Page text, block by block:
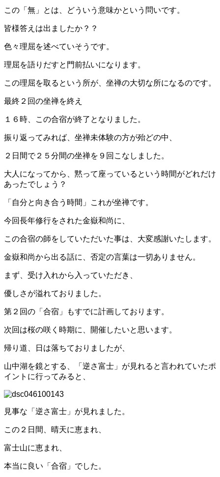
この「無」とは、どういう意味かという問いです。
皆様答えは出ましたか？？
色々理屈を述べていそうです。
理屈を語りだすと門前払いになります。
この理屈を取るという所が、坐禅の大切な所になるのです。
最終２回の坐禅を終え
１６時、この合宿が終了となりました。
振り返ってみれば、坐禅未体験の方が殆どの中、
２日間で２５分間の坐禅を９回こなしました。
大人になってから、黙って座っているという時間がどれだけ
あったでしょう？
「自分と向き合う時間」これが坐禅です。
今回長年修行をされた金嶽和尚に、
この合宿の師をしていただいた事は、大変感謝いたします。
金嶽和尚から出る話に、否定の言葉は一切ありません。
まず、受け入れから入っていただき、
優しさが溢れておりました。
第２回の「合宿」もすでに計画しております。
次回は桜の咲く時期に、開催したいと思います。
帰り道、日は落ちておりましたが、
山中湖を鏡とする、「逆さ富士」が見れると言われていたポ
イントに行ってみると、
見事な「逆さ富士」が見れました。
この２日間、晴天に恵まれ、
富士山に恵まれ、
本当に良い「合宿」でした。